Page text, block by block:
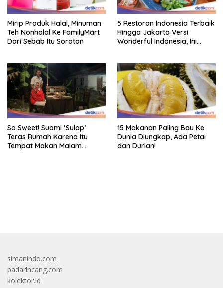
Mirip Produk Halal, Minuman
Teh Nonhalal Ke FamilyMart
Dari Sebab Itu Sorotan
5 Restoran Indonesia Terbaik
Hingga Jakarta Versi
Wonderful Indonesia, Ini
So Sweet! Suami ‘Sulap’
Teras Rumah Karena Itu
Tempat Makan Malam
15 Makanan Paling Bau Ke
Dunia Diungkap, Ada Petai
dan Durian!
simanindo.com
padarincang.com
kolektor.id